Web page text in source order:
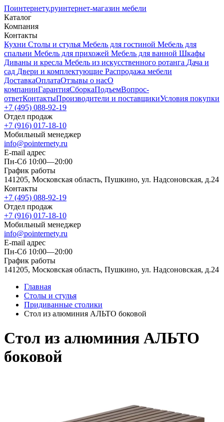
Поинтернету.руинтернет-магазин мебели
Каталог
Компания
Контакты
Кухни Столы и стулья Мебель для гостиной Мебель для
спальни Мебель для прихожей Мебель для ванной Шкафы
Диваны и кресла Мебель из искусственного ротанга Дача и
сад Двери и комплектующие Распродажа мебели
ДоставкаОплатаОтзывы о насО
компанииГарантияСборкаПодъемВопрос-
ответКонтактыПроизводители и поставщикиУсловия покупки
+7 (495) 088-92-19
Отдел продаж
+7 (916) 017-18-10
Мобильный менеджер
info@pointernety.ru
E-mail адрес
Пн-Сб 10:00—20:00
График работы
141205, Московская область, Пушкино, ул. Надсоновская, д.24
Контакты
+7 (495) 088-92-19
Отдел продаж
+7 (916) 017-18-10
Мобильный менеджер
info@pointernety.ru
E-mail адрес
Пн-Сб 10:00—20:00
График работы
141205, Московская область, Пушкино, ул. Надсоновская, д.24
Главная
Столы и стулья
Придиванные столики
Стол из алюминия АЛЬТО боковой
Стол из алюминия АЛЬТО
боковой